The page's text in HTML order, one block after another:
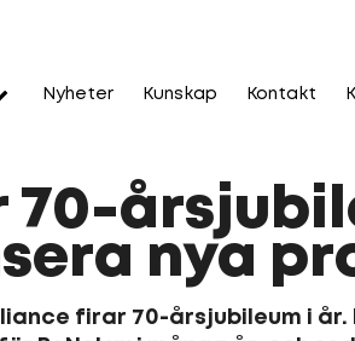
Nyheter Kunskap Kontakt
70-
nya
firar 70-årsjubileum i